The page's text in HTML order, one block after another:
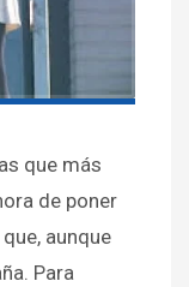
que más
de poner
aunque
Para